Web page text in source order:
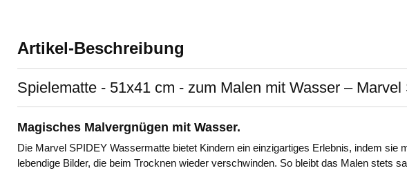
Artikel-Beschreibung
Spielematte - 51x41 cm - zum Malen mit Wasser – Marvel
Magisches Malvergnügen mit Wasser.
Die Marvel SPIDEY Wassermatte bietet Kindern ein einzigartiges Erlebnis, indem
lebendige Bilder, die beim Trocknen wieder verschwinden. So bleibt das Malen stets